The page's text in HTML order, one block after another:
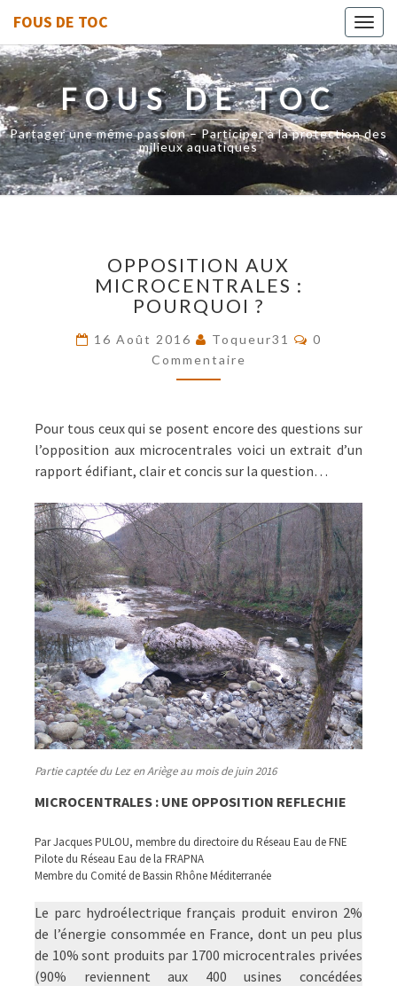
FOUS DE TOC
FOUS DE TOC
Partager une même passion – Participer à la protection des
milieux aquatiques
AUX
MICROCENTRALES
:
?
OPPOSITION AUX
MICROCENTRALES :
POURQUOI ?
16 Août 2016 Toqueur31
0
Commentaire
Pour tous ceux qui se posent encore des questions sur
l’opposition aux microcentrales voici un extrait d’un
rapport édifiant, clair et concis sur la question…
Partie captée du Lez en Ariège au mois de juin 2016
MICROCENTRALES : UNE OPPOSITION REFLECHIE
Par Jacques PULOU, membre du directoire du Réseau Eau de FNE
Pilote du Réseau Eau de la FRAPNA
Membre du Comité de Bassin Rhône Méditerranée
Le parc hydroélectrique français produit environ 2%
de l’énergie consommée en France, dont un peu plus
de 10% sont produits par 1700 microcentrales privées
(90% reviennent aux 400 usines concédées